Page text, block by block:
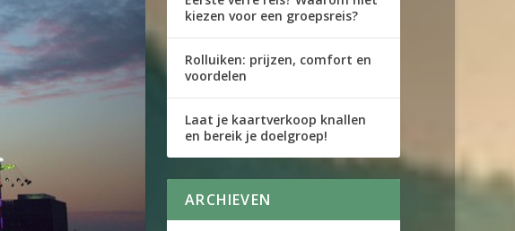
kiezen voor een groepsreis?
Rolluiken: prijzen, comfort en
voordelen
Laat je kaartverkoop knallen
en bereik je doelgroep!
ARCHIEVEN